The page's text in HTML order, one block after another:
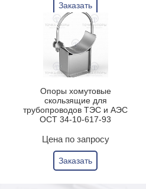
Заказать
Опоры хомутовые
скользящие для
трубопроводов ТЭС и АЭС
ОСТ 34-10-617-93
Цена по запросу
Заказать